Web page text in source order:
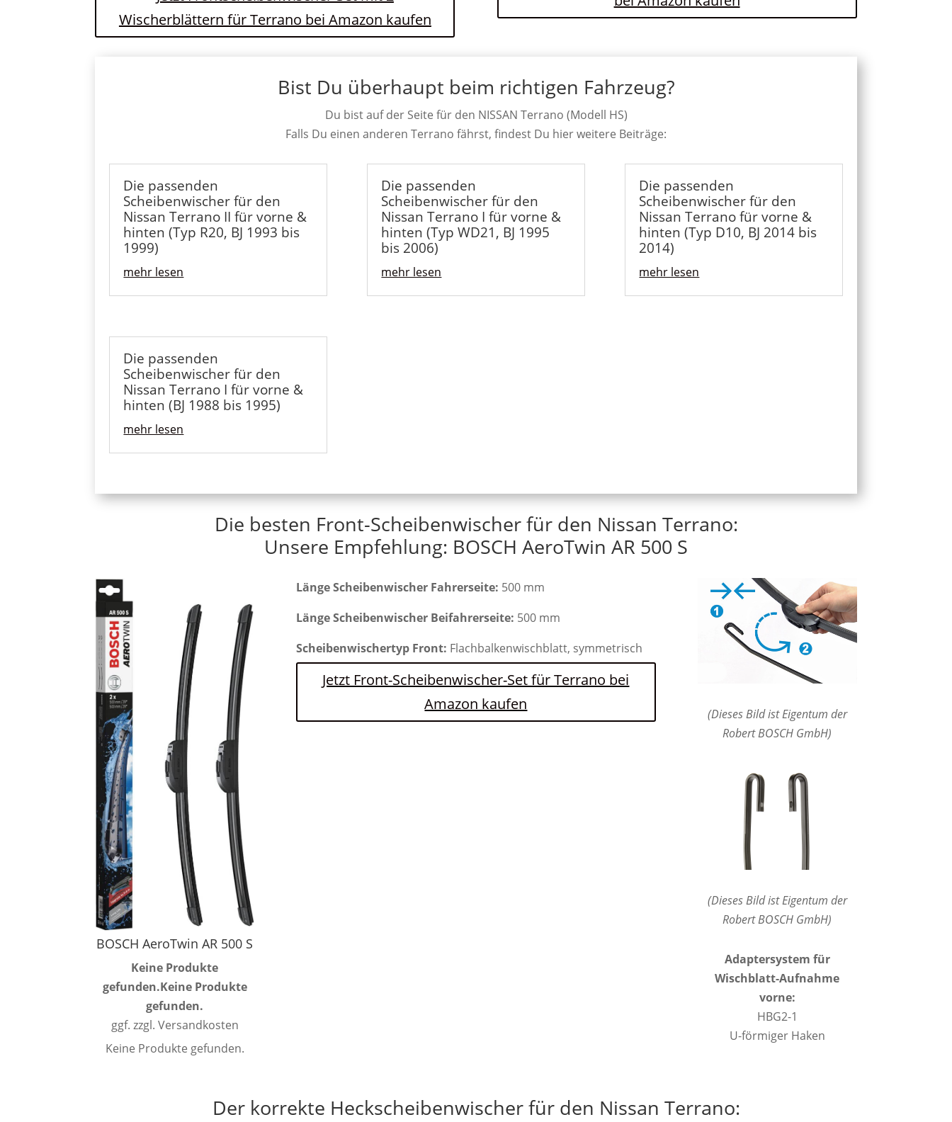
Wischerblättern für Terrano bei Amazon kaufen
Bist Du überhaupt beim richtigen Fahrzeug?
Du bist auf der Seite für den NISSAN Terrano (Modell HS)
Falls Du einen anderen Terrano fährst, findest Du hier weitere Beiträge:
Die passenden
Scheibenwischer für den
Nissan Terrano II für vorne &
hinten (Typ R20, BJ 1993 bis
1999)
mehr lesen
Die passenden
Scheibenwischer für den
Nissan Terrano I für vorne &
hinten (BJ 1988 bis 1995)
mehr lesen
Die passenden
Scheibenwischer für den
Nissan Terrano I für vorne &
hinten (Typ WD21, BJ 1995
bis 2006)
mehr lesen
Die passenden
Scheibenwischer für den
Nissan Terrano für vorne &
hinten (Typ D10, BJ 2014 bis
2014)
mehr lesen
Die besten Front-Scheibenwischer für den Nissan Terrano:
Unsere Empfehlung: BOSCH AeroTwin AR 500 S
BOSCH AeroTwin AR 500 S
Keine Produkte
gefunden.Keine Produkte
gefunden.
ggf. zzgl. Versandkosten
Keine Produkte gefunden.
Länge Scheibenwischer Fahrerseite: 500 mm
Länge Scheibenwischer Beifahrerseite: 500 mm
Scheibenwischertyp Front: Flachbalkenwischblatt, symmetrisch
Jetzt Front-Scheibenwischer-Set für Terrano bei
Amazon kaufen
(Dieses Bild ist Eigentum der
Robert BOSCH GmbH)
(Dieses Bild ist Eigentum der
Robert BOSCH GmbH)
Adaptersystem für
Wischblatt-Aufnahme
vorne:
HBG2-1
U-förmiger Haken
Der korrekte Heckscheibenwischer für den Nissan Terrano: